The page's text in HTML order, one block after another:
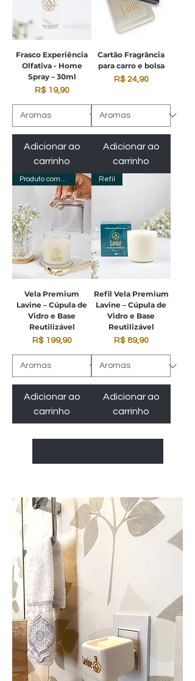
Frasco Experiência
Olfativa - Home
Spray – 30ml
Preço
R$ 19,90
Adicionar ao
carrinho
Cartão Fragrância
para carro e bolsa
Preço
R$ 24,90
Adicionar ao
carrinho
Produto com Refil
Vela Premium
Lavine – Cúpula de
Vidro e Base
Reutilizável
Preço
R$ 199,90
Adicionar ao
carrinho
Refil
Refil Vela Premium
Lavine – Cúpula de
Vidro e Base
Reutilizável
Preço
R$ 89,90
Adicionar ao
carrinho